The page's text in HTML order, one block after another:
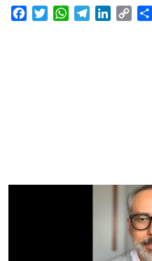
FacebookTwitterWhatsAppTelegramLinkedIn
Copy